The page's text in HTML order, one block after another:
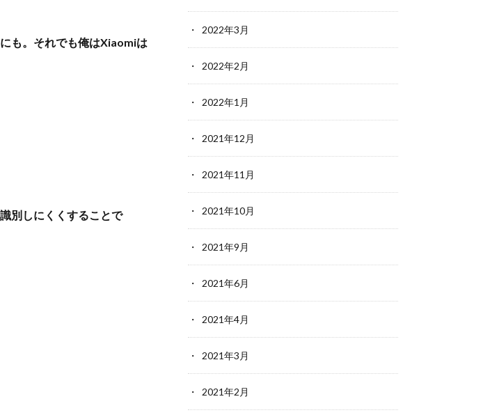
も。それでも俺はXiaomiは
別しにくくすることで
2022年3月
2022年2月
2022年1月
2021年12月
2021年11月
2021年10月
2021年9月
2021年6月
2021年4月
2021年3月
2021年2月